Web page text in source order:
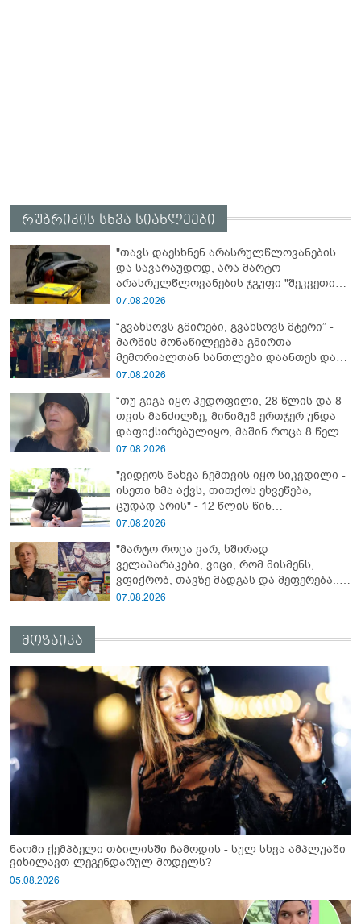
რუბრიკის სხვა სიახლეები
"თავს დაესხნენ არასრულწლოვანების
და სავარაუდოდ, არა მარტო
არასრულწლოვანების ჯგუფი "შეკვეთის
მიტანისას, "გლოვოს" კურიერია
ადვოკატი?
07.08.2026
“გვახსოვს გმირები, გვახსოვს მტერი” -
მარშის მონაწილეებმა გმირთა
მემორიალთან სანთლები დაანთეს და
გმირების ხსოვნას პატივი მიაგეს
07.08.2026
“თუ გიგა იყო პედოფილი, 28 წლის და 8
თვის მანძილზე, მინიმუმ ერთჯერ უნდა
დაფიქსირებულიყო, მაშინ როცა 8 წელი
ამზადებდა მოსწავლეებს! - იპოვონ ერთი
ავიწროებდა” - ეკა კუპატაძე
07.08.2026
"ვიდეოს ნახვა ჩემთვის იყო სიკვდილი -
ისეთი ხმა აქვს, თითქოს ეხვეწება,
ცუდად არის" - 12 წლის წინ
გაუჩინარებული ბიჭის დედა
კომენტარს აკეთებს
07.08.2026
"მარტო როცა ვარ, ხშირად
ველაპარაკები, ვიცი, რომ მისმენს,
ვფიქრობ, თავზე მადგას და მეფერება...“
- გიორგი კეკელიძე გმირი ანწუხელიძის
07.08.2026
მოზაიკა
ნაომი ქემპბელი თბილისში ჩამოდის - სულ სხვა ამპლუაში
ვიხილავთ ლეგენდარულ მოდელს?
05.08.2026